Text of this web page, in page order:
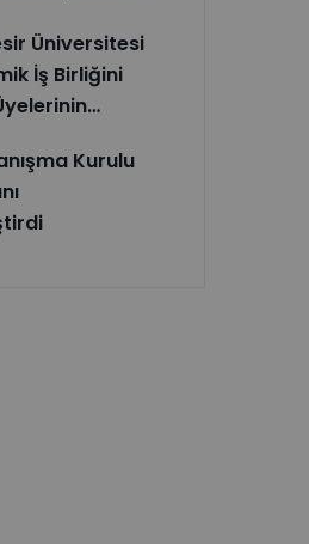
Üniversitesi
İş Birliğini
Kurulu